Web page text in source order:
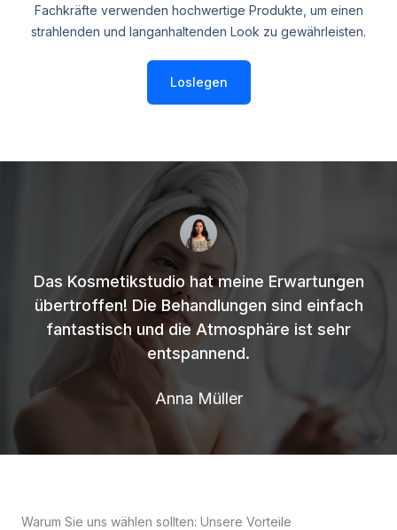
Fachkräfte verwenden hochwertige Produkte, um einen
strahlenden und langanhaltenden Look zu gewährleisten.
Loslegen
Das Kosmetikstudio hat meine Erwartungen
übertroffen! Die Behandlungen sind einfach
fantastisch und die Atmosphäre ist sehr
entspannend.
Anna Müller
Warum Sie uns wählen sollten: Unsere Vorteile